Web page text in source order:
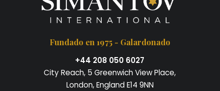
Fundado en 1975 - Galardonado
+44 208 050 6027
City Reach, 5 Greenwich View Place,
London, England E14 9NN